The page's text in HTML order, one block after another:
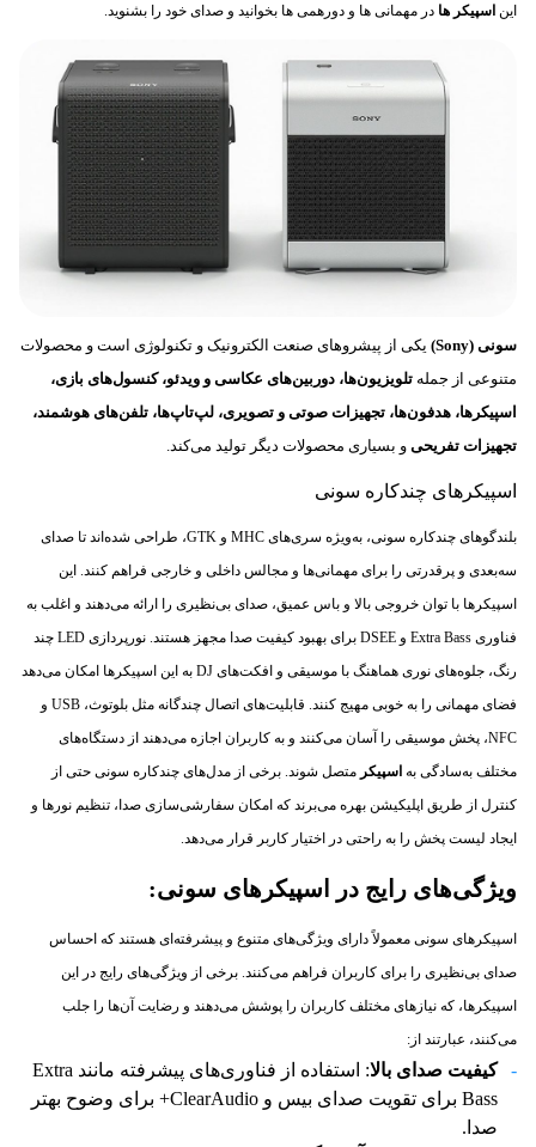
این اسپیکر ها در مهمانی ها و دورهمی ها بخوانید و صدای خود را بشنوید.
سونی (Sony)
یکی از پیشروهای صنعت الکترونیک و تکنولوژی است و محصولات
متنوعی از جمله تلویزیون‌ها، دوربین‌های عکاسی و ویدئو، کنسول‌های بازی،
اسپیکرها، هدفون‌ها، تجهیزات صوتی و تصویری، لپ‌تاپ‌ها، تلفن‌های هوشمند،
تجهیزات تفریحی و بسیاری محصولات دیگر تولید می‌کند.
اسپیکرهای چندکاره سونی
بلندگوهای چندکاره سونی، به‌ویژه سری‌های MHC و GTK، طراحی شده‌اند تا صدای
سه‌بعدی و پرقدرتی را برای مهمانی‌ها و مجالس داخلی و خارجی فراهم کنند. این
اسپیکرها با توان خروجی بالا و باس عمیق، صدای بی‌نظیری را ارائه می‌دهند و اغلب به
فناوری Extra Bass و DSEE برای بهبود کیفیت صدا مجهز هستند. نورپردازی LED چند
رنگ، جلوه‌های نوری هماهنگ با موسیقی و افکت‌های DJ به این اسپیکرها امکان می‌دهد
فضای مهمانی را به خوبی مهیج کنند. قابلیت‌های اتصال چندگانه مثل بلوتوث، USB و
NFC، پخش موسیقی را آسان می‌کنند و به کاربران اجازه می‌دهند از دستگاه‌های
مختلف به‌سادگی به اسپیکر متصل شوند. برخی از مدل‌های چندکاره سونی حتی از
کنترل از طریق اپلیکیشن بهره می‌برند که امکان سفارشی‌سازی صدا، تنظیم نورها و
ایجاد لیست پخش را به راحتی در اختیار کاربر قرار می‌دهد.
ویژگی‌های رایج در اسپیکرهای سونی:
اسپیکرهای سونی معمولاً دارای ویژگی‌های متنوع و پیشرفته‌ای هستند که احساس
صدای بی‌نظیری را برای کاربران فراهم می‌کنند. برخی از ویژگی‌های رایج در این
اسپیکرها، که نیازهای مختلف کاربران را پوشش می‌دهند و رضایت آن‌ها را جلب
می‌کنند، عبارتند از:
کیفیت صدای بالا
: استفاده از فناوری‌های پیشرفته مانند Extra
Bass برای تقویت صدای بیس و ClearAudio+ برای وضوح بهتر
صدا.